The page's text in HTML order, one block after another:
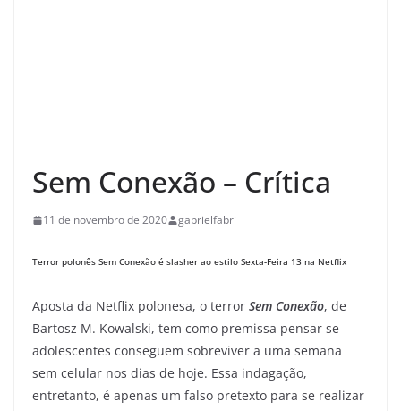
Sem Conexão – Crítica
11 de novembro de 2020 gabrielfabri
Terror polonês Sem Conexão é slasher ao estilo Sexta-Feira 13 na Netflix
Aposta da Netflix polonesa, o terror Sem Conexão, de
Bartosz M. Kowalski, tem como premissa pensar se
adolescentes conseguem sobreviver a uma semana
sem celular nos dias de hoje. Essa indagação,
entretanto, é apenas um falso pretexto para se realizar